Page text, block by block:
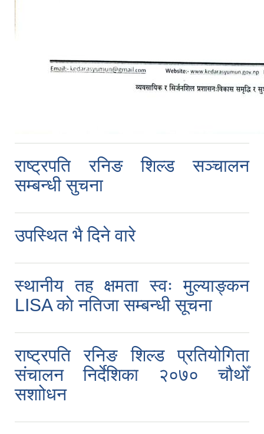
राष्ट्रपति रनिङ शिल्ड सञ्चालन
सम्बन्धी सुचना
उपस्थित भै दिने वारे
स्थानीय तह क्षमता स्वः मुल्याङ्कन
LISA काे नतिजा सम्बन्धी सूचना
राष्ट्रपति रनिङ शिल्ड प्रतियोगिता
संचालन निर्देशिका २०७० चौथोँ
सशाोधन